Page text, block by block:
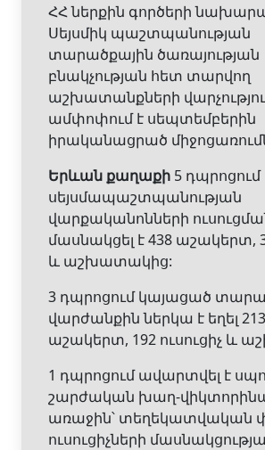
ՀՀ ներքին գործերի
Սեյսմիկ պաշտպանության
տարածքային ծառայության
բնակչության հետ տարվող
աշխատանքների
ամփոփում է սեպտեմբերին
իրականացրած
Երևան քաղաքի 5 դպրոցում
սեյսմապաշտպանության
վարքականոնների
մասնակցել է 438 աշակերտ,
և աշխատակից:
3 դպրոցում կայացած
վարժանքին ներկա է եղել
աշակերտ, 192 ուսուցիչ և
1 դպրոցում ավարտվել է
շարժական խաղ-
առաջին՝ տեղեկատվական
ուսուցիչների